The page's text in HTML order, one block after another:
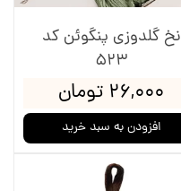
نخ گلدوزی پنگوئن کد
523
۲۶,۰۰۰ تومان
افزودن به سبد خرید